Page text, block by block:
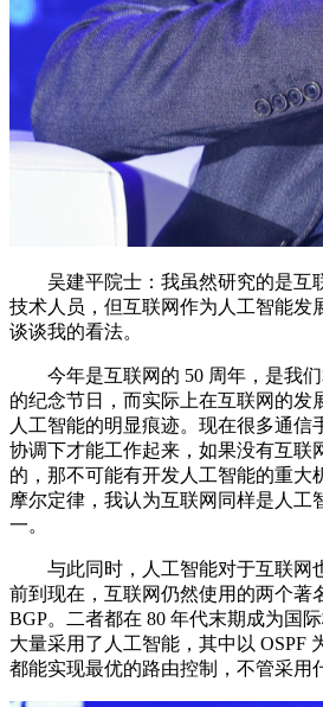
吴建平院士：我虽然研究的是互
技术人员，但互联网作为人工智能发
谈谈我的看法。
今年是互联网的 50 周年，是我们
的纪念节日，而实际上在互联网的发
人工智能的明显痕迹。现在很多通信
协调下才能工作起来，如果没有互联
的，那不可能有开发人工智能的重大
摩尔定律，我认为互联网同样是人工
一。
与此同时，人工智能对于互联网
前到现在，互联网仍然使用的两个著
BGP。二者都在 80 年代末期成为国
大量采用了人工智能，其中以 OSPF
都能实现最优的路由控制，不管采用